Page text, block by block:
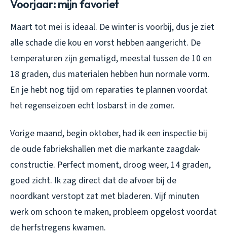
Voorjaar: mijn favoriet
Maart tot mei is ideaal. De winter is voorbij, dus je ziet
alle schade die kou en vorst hebben aangericht. De
temperaturen zijn gematigd, meestal tussen de 10 en
18 graden, dus materialen hebben hun normale vorm.
En je hebt nog tijd om reparaties te plannen voordat
het regenseizoen echt losbarst in de zomer.
Vorige maand, begin oktober, had ik een inspectie bij
de oude fabriekshallen met die markante zaagdak-
constructie. Perfect moment, droog weer, 14 graden,
goed zicht. Ik zag direct dat de afvoer bij de
noordkant verstopt zat met bladeren. Vijf minuten
werk om schoon te maken, probleem opgelost voordat
de herfstregens kwamen.